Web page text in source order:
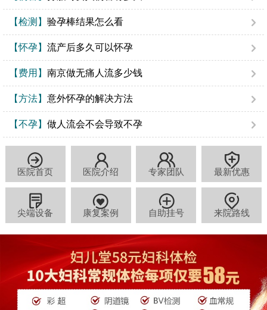
【检测】 验孕棒结果怎么看
【怀孕】 流产后多久可以怀孕
【费用】 南京做无痛人流多少钱
【方法】 意外怀孕的解决方法
【不孕】 做人流会不会导致不孕
医院首页 医院介绍 专家团队 最新优惠
尖端设备 康复案例 自助挂号 来院路线